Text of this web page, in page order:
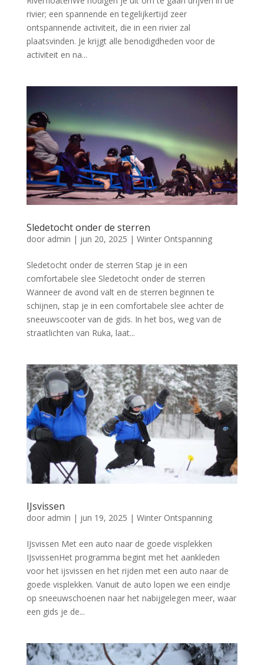
rivier; een spannende en tegelijkertijd zeer
ontspannende activiteit, die in een rivier zal
plaatsvinden. Je krijgt alle benodigdheden voor de
activiteit en na...
Sledetocht onder de sterren
door admin | jun 20, 2025 | Winter Ontspanning
Sledetocht onder de sterren Stap je in een
comfortabele slee Sledetocht onder de sterren
Wanneer de avond valt en de sterren beginnen te
schijnen, stap je in een comfortabele slee achter de
sneeuwscooter van de gids. In het bos, weg van de
straatlichten van Ruka, laat...
IJsvissen
door admin | jun 19, 2025 | Winter Ontspanning
IJsvissen Met een auto naar de goede visplekken
IJsvissenHet programma begint met het aankleden
voor het ijsvissen en het rijden met een auto naar de
goede visplekken. Vanuit de auto lopen we een eindje
op sneeuwschoenen naar het nabijgelegen meer, waar
een gids je de...